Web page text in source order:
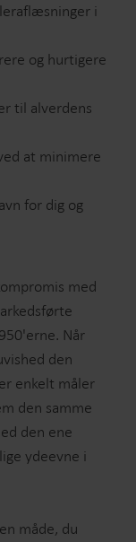
i
og hurtigere
til alverdens
at minimere
for dig og
med
Når
den
enkelt måler
den samme
den ene
ydeevne i
måde, du